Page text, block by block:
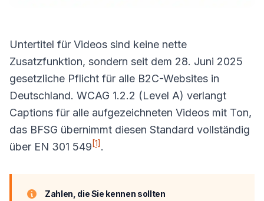
Untertitel für Videos sind keine nette
Zusatzfunktion, sondern seit dem 28. Juni 2025
gesetzliche Pflicht für alle B2C-Websites in
Deutschland. WCAG 1.2.2 (Level A) verlangt
Captions für alle aufgezeichneten Videos mit Ton,
das BFSG übernimmt diesen Standard vollständig
über EN 301 549 [1] .
Zahlen, die Sie kennen sollten